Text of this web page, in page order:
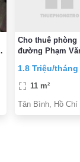
Cho thuê phòng
đường Phạm
Bình gần CMT8
Bình
1.8 Triệu/tháng
11 m²
Tân Bình, Hồ Chí